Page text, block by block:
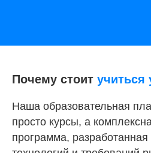
Почему стоит учиться
Наша образовательная
просто курсы, а
программа,